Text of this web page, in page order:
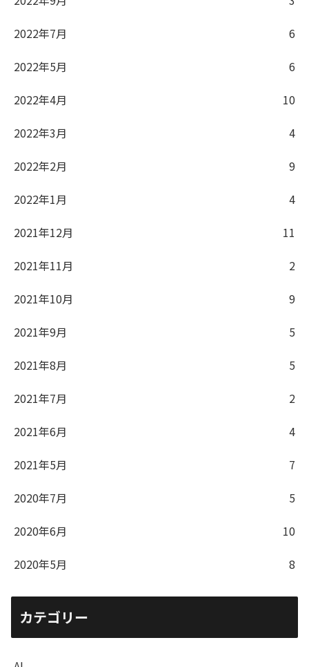
2022年7月
6
2022年5月
6
2022年4月
10
2022年3月
4
2022年2月
9
2022年1月
4
2021年12月
11
2021年11月
2
2021年10月
9
2021年9月
5
2021年8月
5
2021年7月
2
2021年6月
4
2021年5月
7
2020年7月
5
2020年6月
10
2020年5月
8
カテゴリー